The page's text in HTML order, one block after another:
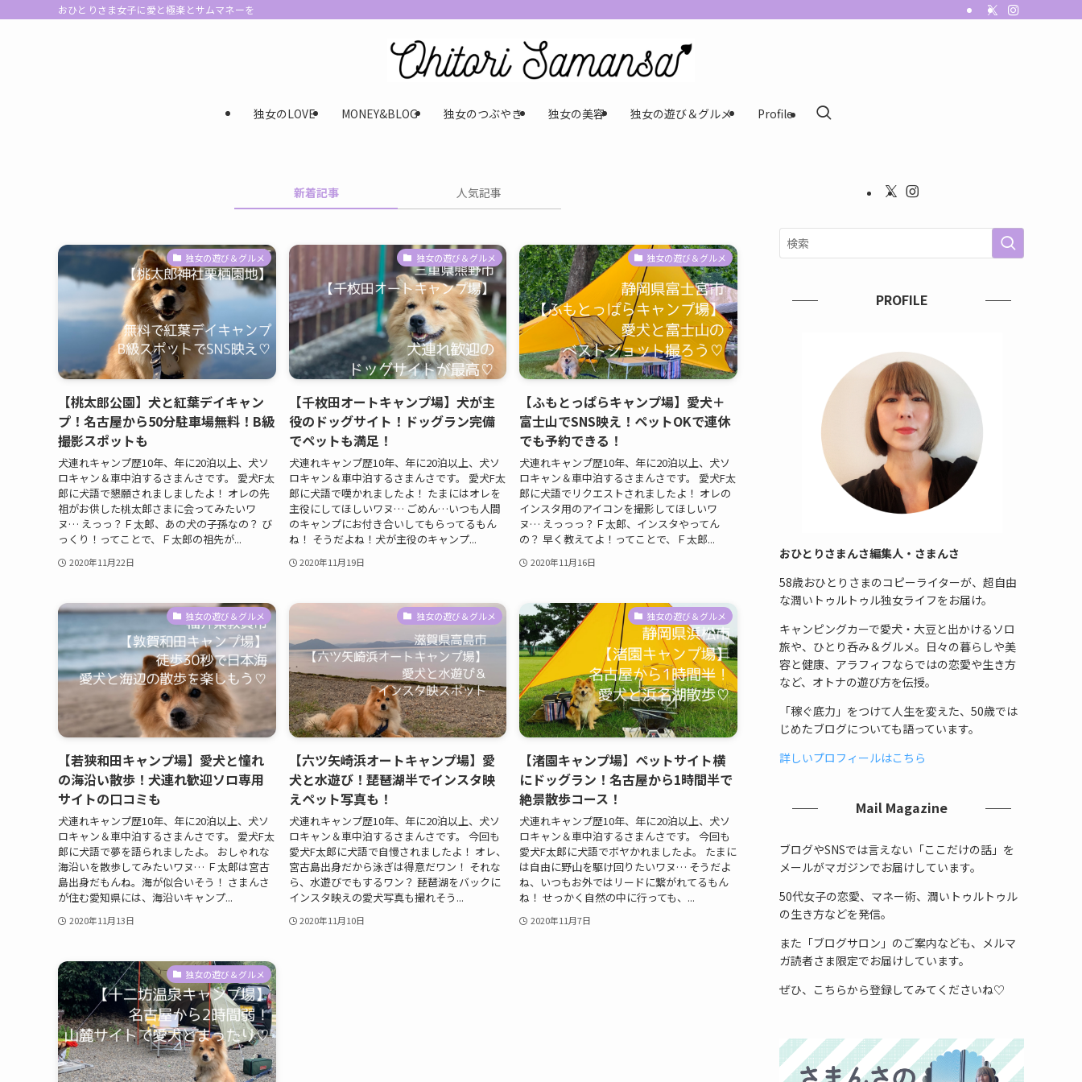
おひとりさま女子に愛と極楽とサムマネーを
独女のLOVE MONEY&BLOG 独女のつぶやき 独女の美容 独女の遊び＆グルメ Profile
新着記事 人気記事
独女の遊び＆グルメ
【桃太郎公園】犬と紅葉デイキャン
プ！名古屋から50分駐車場無料！B級
撮影スポットも
犬連れキャンプ歴10年、年に20泊以上、犬ソ
ロキャン＆車中泊するさまんさです。 愛犬F太
郎に犬語で懇願されましましたよ！ オレの先
祖がお供した桃太郎さまに会ってみたいワ
ヌ… えっっ？Ｆ太郎、あの犬の子孫なの？ び
っくり！ってことで、Ｆ太郎の祖先が...
2020年11月22日
独女の遊び＆グルメ
【千枚田オートキャンプ場】犬が主
役のドッグサイト！ドッグラン完備
でペットも満足！
犬連れキャンプ歴10年、年に20泊以上、犬ソ
ロキャン＆車中泊するさまんさです。 愛犬F太
郎に犬語で嘆かれましたよ！ たまにはオレを
主役にしてほしいワヌ… ごめん…いつも人間
のキャンプにお付き合いしてもらってるもん
ね！ そうだよね！犬が主役のキャンプ...
2020年11月19日
独女の遊び＆グルメ
【ふもとっぱらキャンプ場】愛犬＋
富士山でSNS映え！ペットOKで連休
でも予約できる！
犬連れキャンプ歴10年、年に20泊以上、犬ソ
ロキャン＆車中泊するさまんさです。 愛犬F太
郎に犬語でリクエストされましたよ！ オレの
インスタ用のアイコンを撮影してほしいワ
ヌ… えっっっ？Ｆ太郎、インスタやってん
の？ 早く教えてよ！ってことで、Ｆ太郎...
2020年11月16日
独女の遊び＆グルメ
【若狭和田キャンプ場】愛犬と憧れ
の海沿い散歩！犬連れ歓迎ソロ専用
サイトの口コミも
犬連れキャンプ歴10年、年に20泊以上、犬ソ
ロキャン＆車中泊するさまんさです。 愛犬F太
郎に犬語で夢を語られましたよ。 おしゃれな
海沿いを散歩してみたいワヌ… Ｆ太郎は宮古
島出身だもんね。海が似合いそう！ さまんさ
が住む愛知県には、海沿いキャンプ...
2020年11月13日
独女の遊び＆グルメ
【六ツ矢崎浜オートキャンプ場】愛
犬と水遊び！琵琶湖半でインスタ映
えペット写真も！
犬連れキャンプ歴10年、年に20泊以上、犬ソ
ロキャン＆車中泊するさまんさです。 今回も
愛犬F太郎に犬語で自慢されましたよ！ オレ、
宮古島出身だから泳ぎは得意だワン！ それな
ら、水遊びでもするワン？ 琵琶湖をバックに
インスタ映えの愛犬写真も撮れそう...
2020年11月10日
独女の遊び＆グルメ
【渚園キャンプ場】ペットサイト横
にドッグラン！名古屋から1時間半で
絶景散歩コース！
犬連れキャンプ歴10年、年に20泊以上、犬ソ
ロキャン＆車中泊するさまんさです。 今回も
愛犬F太郎に犬語でボヤかれましたよ。 たまに
は自由に野山を駆け回りたいワヌ… そうだよ
ね、いつもお外ではリードに繋がれてるもん
ね！ せっかく自然の中に行っても、...
2020年11月7日
独女の遊び＆グルメ
PROFILE
おひとりさまんさ編集人・さまんさ
58歳おひとりさまのコピーライターが、超自由
な潤いトゥルトゥル独女ライフをお届け。
キャンピングカーで愛犬・大豆と出かけるソロ
旅や、ひとり呑み＆グルメ。日々の暮らしや美
容と健康、アラフィフならではの恋愛や生き方
など、オトナの遊び方を伝授。
「稼ぐ底力」をつけて人生を変えた、50歳では
じめたブログについても語っています。
詳しいプロフィールはこちら
Mail Magazine
ブログやSNSでは言えない「ここだけの話」を
メールがマガジンでお届けしています。
50代女子の恋愛、マネー術、潤いトゥルトゥル
の生き方などを発信。
また「ブログサロン」のご案内なども、メルマ
ガ読者さま限定でお届けしています。
ぜひ、こちらから登録してみてくださいね♡